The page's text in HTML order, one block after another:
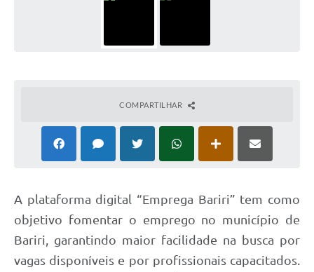
COMPARTILHAR
A plataforma digital “Emprega Bariri” tem como
objetivo fomentar o emprego no município de
Bariri, garantindo maior facilidade na busca por
vagas disponíveis e por profissionais capacitados.